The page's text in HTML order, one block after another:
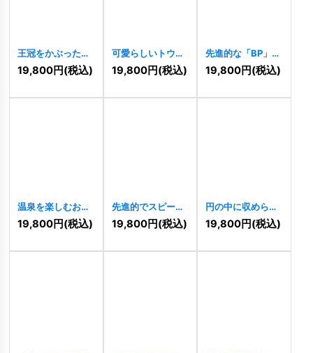
王冠をかぶった犬
と猫の仲良しロゴ
11486 ]
19,800円(税込)
可愛らしいトウモ
ロコシのロゴ
11483 ]
19,800円(税込)
先進的な「BP」の
スタイリッシュな
ロゴ 11484]
19,800円(税込)
温泉を楽しむおに
ぎりのキャラクタ
ーロゴ [ 11481]
19,800円(税込)
先進的でスピード
感のある「B」の
ロゴ 11482]
19,800円(税込)
円の中に収められ
た「HR」の洗練さ
れたロゴ 11479]
19,800円(税込)